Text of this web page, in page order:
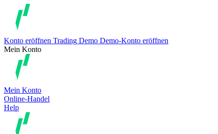
Konto eröffnen Trading Demo Demo-Konto eröffnen
Mein Konto
Mein Konto
Online-Handel
Help